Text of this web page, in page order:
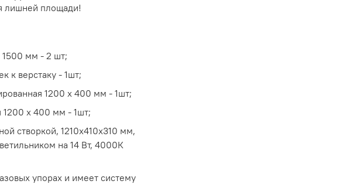
лишней площади!
1500 мм - 2 шт;
к верстаку - 1шт;
1200 х 400 мм - 1шт;
1200 х 400 мм - 1шт;
створкой, 1210х410х310 мм,
на 14 Вт, 4000К
упорах и имеет систему